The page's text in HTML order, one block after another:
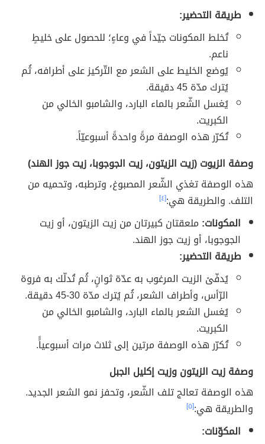
طريقة التحضير:
تُخلط المكونات جيّداً في وعاءٍ؛ للحصول على خليطٍ
ناعم.
يُوضع الخليط على الشعر مع التّركيز على أطرافه، ثُم
يُترك مدّة 45 دقيقة.
يُغسل الشّعر بالماء البارد، والشامبو الخالي من
الكبريت.
تُكرّر هذه الوصفة مرةً واحدةً أسبوعيّاً.
وصفة الزيوت (زيت الزيتون، زيت الجوجوبا، زيت جوز الهند)
هذه الوصفة تغذي الشّعر المصبوغ، وترطبه، وتحميه من
التلف. والطريقة هي:[٤]
المكونات: ملعقتان كبيرتان من زيت الزيتون، أو زيت
الجوجوبا، أو زيت جوز الهند.
طريقة التحضير:
يُدفّئ الزيت المرغوب به عدّة ثوانٍ، ثُم تُدلّك به فروة
الرّأس، وأطراف الشعر، ثُم يُترك مدّة 30-45 دقيقة.
يُغسل الشعر بالماء البارد، والشامبو الخالي من
الكبريت.
تُكرّر هذه الوصفة مرتين إلى ثلاث مرات أسبوعياًً.
وصفة زيت الزيتون وزيت إكليل الجبل
هذه الوصفة تعالج تلف الشّعر، وتحفز نمو الشعر الجديد.
والطريقة هي:[٥]
المكوّنات: